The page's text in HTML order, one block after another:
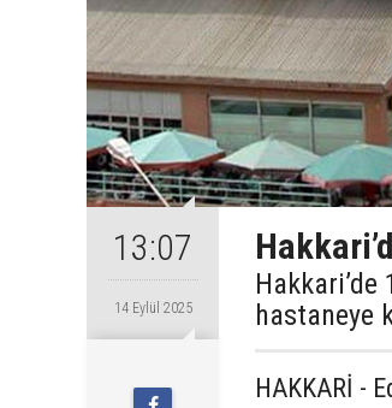
13:07
14 Eylül 2025
hastaneye
HAKKARİ -